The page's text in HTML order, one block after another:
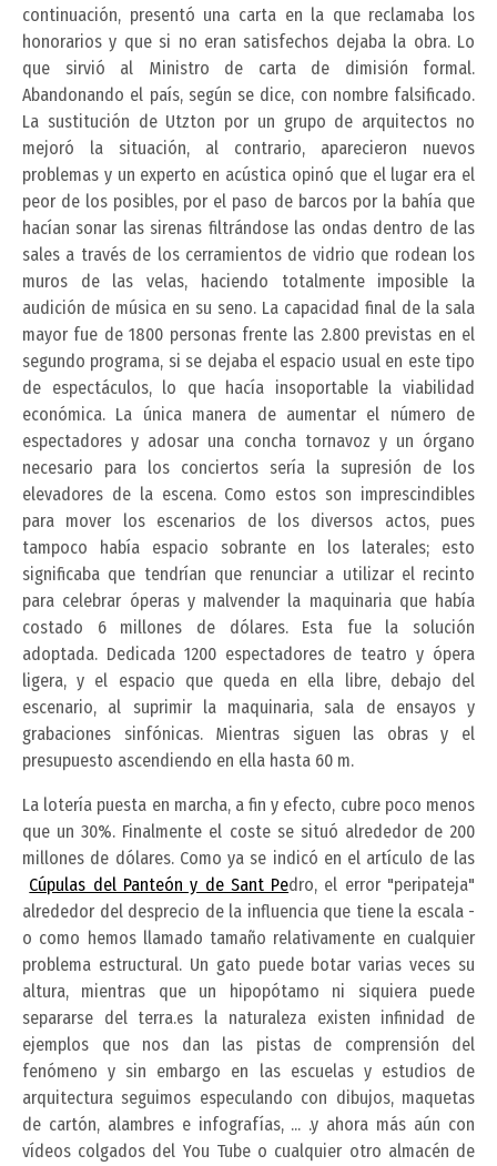
continuación, presentó una carta en la que reclamaba los
honorarios y que si no eran satisfechos dejaba la obra. Lo
que sirvió al Ministro de carta de dimisión formal.
Abandonando el país, según se dice, con nombre falsificado.
La sustitución de Utzton por un grupo de arquitectos no
mejoró la situación, al contrario, aparecieron nuevos
problemas y un experto en acústica opinó que el lugar era el
peor de los posibles, por el paso de barcos por la bahía que
hacían sonar las sirenas filtrándose las ondas dentro de las
sales a través de los cerramientos de vidrio que rodean los
muros de las velas, haciendo totalmente imposible la
audición de música en su seno. La capacidad final de la sala
mayor fue de 1800 personas frente las 2.800 previstas en el
segundo programa, si se dejaba el espacio usual en este tipo
de espectáculos, lo que hacía insoportable la viabilidad
económica. La única manera de aumentar el número de
espectadores y adosar una concha tornavoz y un órgano
necesario para los conciertos sería la supresión de los
elevadores de la escena. Como estos son imprescindibles
para mover los escenarios de los diversos actos, pues
tampoco había espacio sobrante en los laterales; esto
significaba que tendrían que renunciar a utilizar el recinto
para celebrar óperas y malvender la maquinaria que había
costado 6 millones de dólares. Esta fue la solución
adoptada. Dedicada 1200 espectadores de teatro y ópera
ligera, y el espacio que queda en ella libre, debajo del
escenario, al suprimir la maquinaria, sala de ensayos y
grabaciones sinfónicas. Mientras siguen las obras y el
presupuesto ascendiendo en ella hasta 60 m.
La lotería puesta en marcha, a fin y efecto, cubre poco menos
que un 30%. Finalmente el coste se situó alrededor de 200
millones de dólares. Como ya se indicó en el artículo de las
Cúpulas del Panteón y de Sant Pedro, el error "peripateja"
alrededor del desprecio de la influencia que tiene la escala -
o como hemos llamado tamaño relativamente en cualquier
problema estructural. Un gato puede botar varias veces su
altura, mientras que un hipopótamo ni siquiera puede
separarse del terra.es la naturaleza existen infinidad de
ejemplos que nos dan las pistas de comprensión del
fenómeno y sin embargo en las escuelas y estudios de
arquitectura seguimos especulando con dibujos, maquetas
de cartón, alambres e infografías, ... .y ahora más aún con
vídeos colgados del You Tube o cualquier otro almacén de